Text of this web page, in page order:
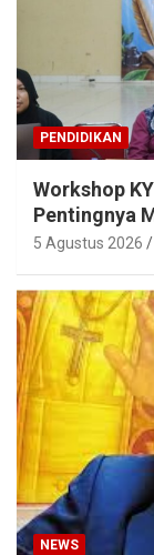
PENDIDIKAN
Workshop
Pentingnya
5 Agustus 2026
NEWS